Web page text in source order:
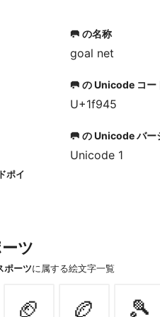
ポイ
🥅 の名称
goal net
🥅 の Unicode コー
U+1f945
🥅 の Unicode バー
Unicode 1
ツ
ポーツに属する絵文字一覧
🏈 🏉 🎾